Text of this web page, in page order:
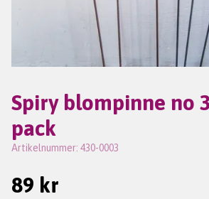
Spiry blompinne no
pack
Artikelnummer: 430-0003
89 kr